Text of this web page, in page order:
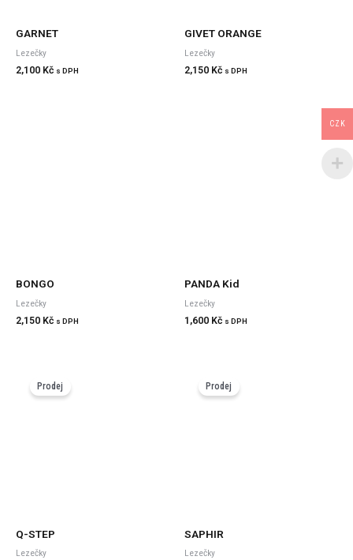
GARNET
Lezečky
2,100 Kč s DPH
GIVET ORANGE
Lezečky
2,150 Kč s DPH
BONGO
Lezečky
2,150 Kč s DPH
PANDA Kid
Lezečky
1,600 Kč s DPH
Prodej
Q-STEP
Lezečky
cena
byla:
Prodej
SAPHIR
Lezečky
cena
byla:
CZK